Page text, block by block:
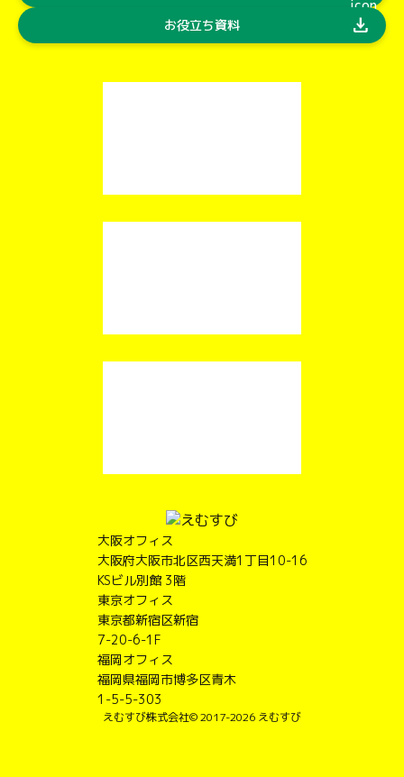
お役立ち資料 download
大阪オフィス
大阪府大阪市北区西天満1丁目10-16
KSビル別館 3階
東京オフィス
東京都新宿区新宿
7-20-6-1F
福岡オフィス
福岡県福岡市博多区青木
1-5-5-303
えむすび株式会社© 2017-2026 えむすび